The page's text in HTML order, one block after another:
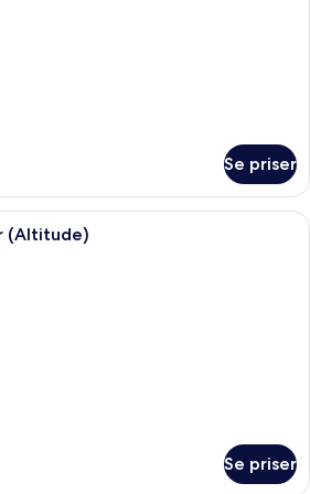
Se priser
Et moderne hotelværelse med en
(Altitude)
Se priser